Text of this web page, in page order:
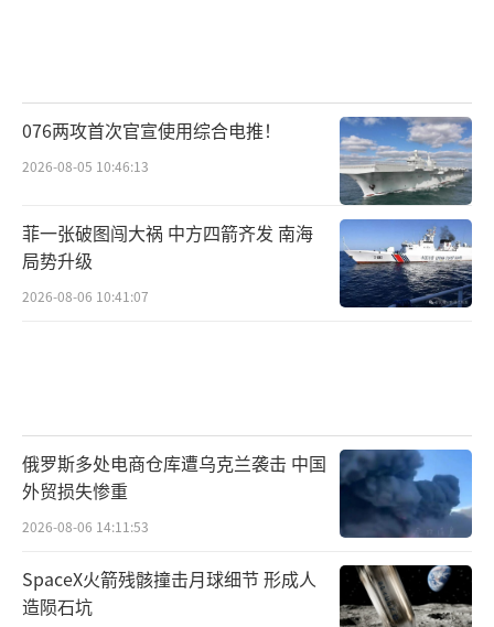
076两攻首次官宣使用综合电推！
2026-08-05 10:46:13
菲一张破图闯大祸 中方四箭齐发 南海
局势升级
2026-08-06 10:41:07
俄罗斯多处电商仓库遭乌克兰袭击 中国
外贸损失惨重
2026-08-06 14:11:53
SpaceX火箭残骸撞击月球细节 形成人
造陨石坑